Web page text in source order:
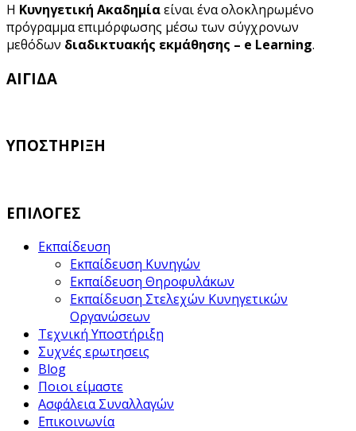
Η Κυνηγετική Ακαδημίαείναι ένα ολοκληρωμένο
πρόγραμμα επιμόρφωσης μέσω των σύγχρονων
μεθόδων διαδικτυακής εκμάθησης – e Learning.
ΑΙΓΙΔΑ
ΥΠΟΣΤΗΡΙΞΗ
ΕΠΙΛΟΓΕΣ
Εκπαίδευση
Εκπαίδευση Κυνηγών
Εκπαίδευση Θηροφυλάκων
Εκπαίδευση Στελεχών Κυνηγετικών
Οργανώσεων
Τεχνική Υποστήριξη
Συχνές ερωτησεις
Blog
Ποιοι είμαστε
Ασφάλεια Συναλλαγών
Επικοινωνία